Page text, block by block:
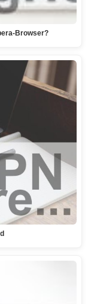
Browser?